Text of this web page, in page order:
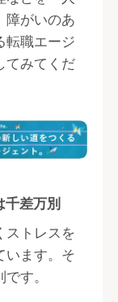
障がいのあ
転職エージ
てみてくだ
千差万別
ストレスを
います。そ
す。